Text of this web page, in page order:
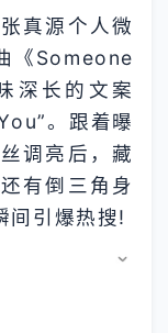
真源个人微
《Someone
深长的文案
。跟着曝
调亮后，藏
有倒三角身
间引爆热搜!